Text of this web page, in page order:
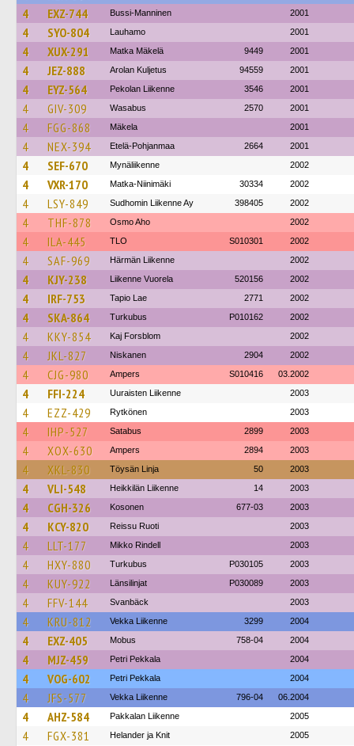
4 EXZ-744 Bussi-Manninen 2001
4 SYO-804 Lauhamo 2001
4 XUX-291 Matka Mäkelä 9449 2001
4 JEZ-888 Arolan Kuljetus 94559 2001
4 EYZ-564 Pekolan Liikenne 3546 2001
4 GIV-309 Wasabus 2570 2001
4 FGG-868 Mäkela 2001
4 NEX-394 Etelä-Pohjanmaa 2664 2001
4 SEF-670 Mynäliikenne 2002
4 VXR-170 Matka-Niinimäki 30334 2002
4 LSY-849 Sudhomin Liikenne Ay 398405 2002
4 THF-878 Osmo Aho 2002
4 ILA-445 TLO S010301 2002
4 SAF-969 Härmän Liikenne 2002
4 KJY-238 Liikenne Vuorela 520156 2002
4 IRF-753 Tapio Lae 2771 2002
4 SKA-864 Turkubus P010162 2002
4 KKY-854 Kaj Forsblom 2002
4 JKL-827 Niskanen 2904 2002
4 CJG-980 Ampers S010416 03.2002
4 FFI-224 Uuraisten Liikenne 2003
4 EZZ-429 Rytkönen 2003
4 IHP-527 Satabus 2899 2003
4 XOX-630 Ampers 2894 2003
4 XKL-830 Töysän Linja 50 2003
4 VLI-548 Heikkilän Liikenne 14 2003
4 CGH-326 Kosonen 677-03 2003
4 KCY-820 Reissu Ruoti 2003
4 LLT-177 Mikko Rindell 2003
4 HXY-880 Turkubus P030105 2003
4 KUY-922 Länsilinjat P030089 2003
4 FFV-144 Svanbäck 2003
4 KRU-812 Vekka Liikenne 3299 2004
4 EXZ-405 Mobus 758-04 2004
4 MJZ-459 Petri Pekkala 2004
4 VOG-602 Petri Pekkala 2004
4 JFS-577 Vekka Liikenne 796-04 06.2004
4 AHZ-584 Pakkalan Liikenne 2005
4 FGX-381 Helander ja Knit 2005